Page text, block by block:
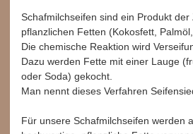
Schafmilchseifen sind ein Produkt der
pflanzlichen Fetten (Kokosfett,
Die chemische Reaktion wird
Dazu werden Fette mit einer Lauge
oder Soda) gekocht.
Man nennt dieses Verfahren
Für unsere Schafmilchseifen werden